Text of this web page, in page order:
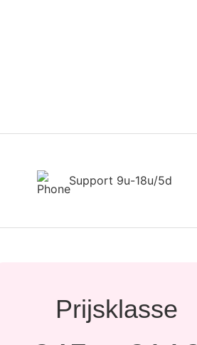
Support 9u-18u/5d
Prijsklasse